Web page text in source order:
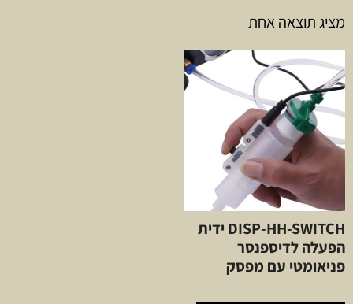
מציג תוצאה אחת
DISP-HH-SWITCH ידית
הפעלה לדיספנסר
פניאומטי עם מפסק